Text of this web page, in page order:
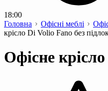
18:00
Головна
Офісні меблі
крісло Di Volio Fano без
Офісне